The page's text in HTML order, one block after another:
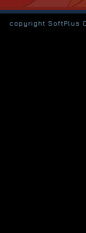
copyright SoftPlus